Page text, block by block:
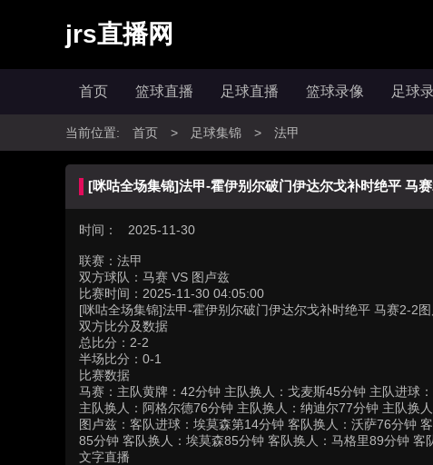
jrs直播网
首页 篮球直播 足球直播 篮球录像 足球
当前位置: 首页 > 足球集锦 > 法甲
[咪咕全场集锦]法甲-霍伊别尔破门伊达尔戈补时绝平 马
时间： 2025-11-30
联赛： 法甲
双方球队： 马赛 VS 图卢兹
比赛时间： 2025-11-30 04:05:00
[咪咕全场集锦]法甲-霍伊别尔破门伊达尔戈补时绝平 马赛2-2
双方比分及数据
总比分：2-2
半场比分：0-1
比赛数据
马赛：主队黄牌：42分钟 主队换人：戈麦斯45分钟 主队进球
主队换人：阿格尔德76分钟 主队换人：纳迪尔77分钟 主队换
图卢兹：客队进球：埃莫森第14分钟 客队换人：沃萨76分钟
85分钟 客队换人：埃莫森85分钟 客队换人：马格里89分钟 客
文字直播